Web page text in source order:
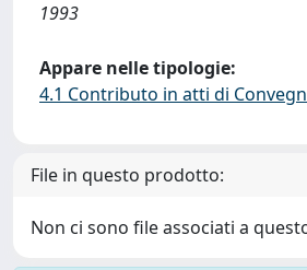
1993
Appare nelle tipologie:
4.1 Contributo in atti di
File in questo prodotto:
Non ci sono file associati a